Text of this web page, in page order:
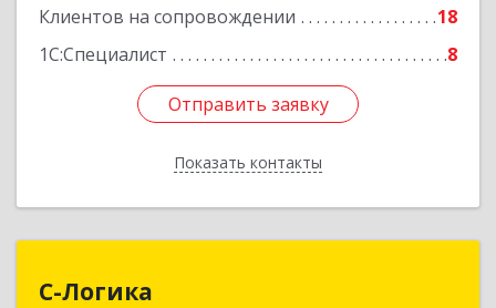
Клиентов на сопровождении
18
1С:Специалист
8
Отправить заявку
Показать контакты
Подробнее
Отправить заявку
Назад
С-Логика